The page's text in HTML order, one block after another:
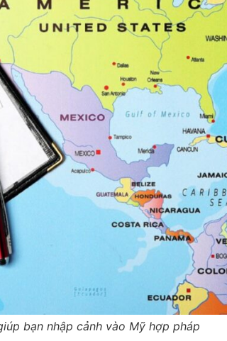
bạn nhập cảnh vào Mỹ hợp pháp